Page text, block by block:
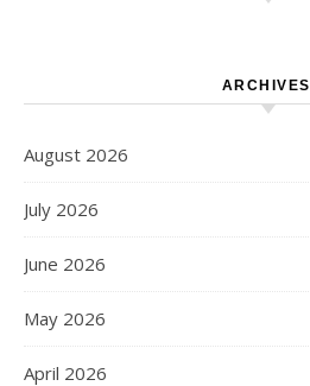
ARCHIVES
August 2026
July 2026
June 2026
May 2026
April 2026